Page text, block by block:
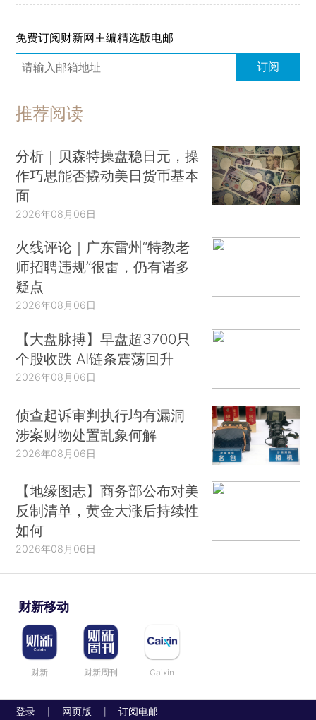
免费订阅财新网主编精选版电邮
订阅
推荐阅读
分析｜贝森特操盘稳日元，操
作巧思能否撬动美日货币基本
面
2026年08月06日
火线评论｜广东雷州“特教老
师招聘违规”很雷，仍有诸多
疑点
2026年08月06日
【大盘脉搏】早盘超3700只
个股收跌 AI链条震荡回升
2026年08月06日
侦查起诉审判执行均有漏洞
涉案财物处置乱象何解
2026年08月06日
【地缘图志】商务部公布对美
反制清单，黄金大涨后持续性
如何
2026年08月06日
财新移动
财新 财新周刊 Caixin
登录 网页版 订阅电邮